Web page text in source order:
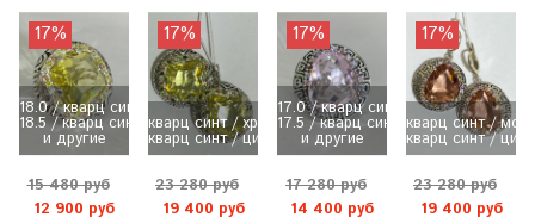
18.0 / кварц синт / цитрин
18.5 / кварц синт / алексан...
и другие
17%
15 480 руб
12 900 руб
кварц синт / хризолит
кварц синт / цитрин
17%
23 280 руб
19 400 руб
17.0 / кварц синт / розовый...
17.5 / кварц синт / аквамарин
и другие
17%
17 280 руб
14 400 руб
кварц синт /
кварц синт /
17%
23 280 руб
19 400 руб